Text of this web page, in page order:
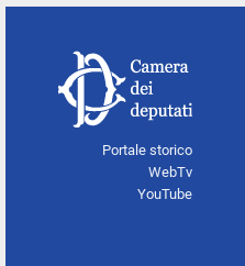
Portale storico
WebTv
YouTube